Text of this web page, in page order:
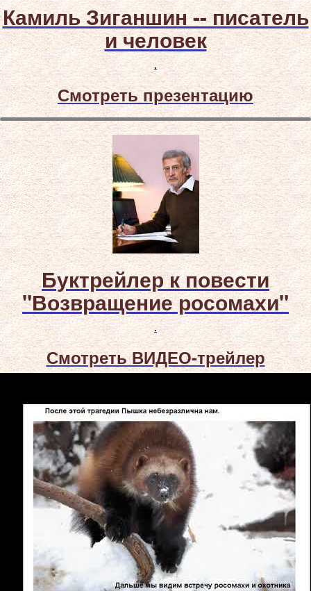
Камиль Зиганшин -- писатель
и человек
.
Смотреть презентацию
Буктрейлер к повести
"Возвращение росомахи"
.
Смотреть ВИДЕО-трейлер